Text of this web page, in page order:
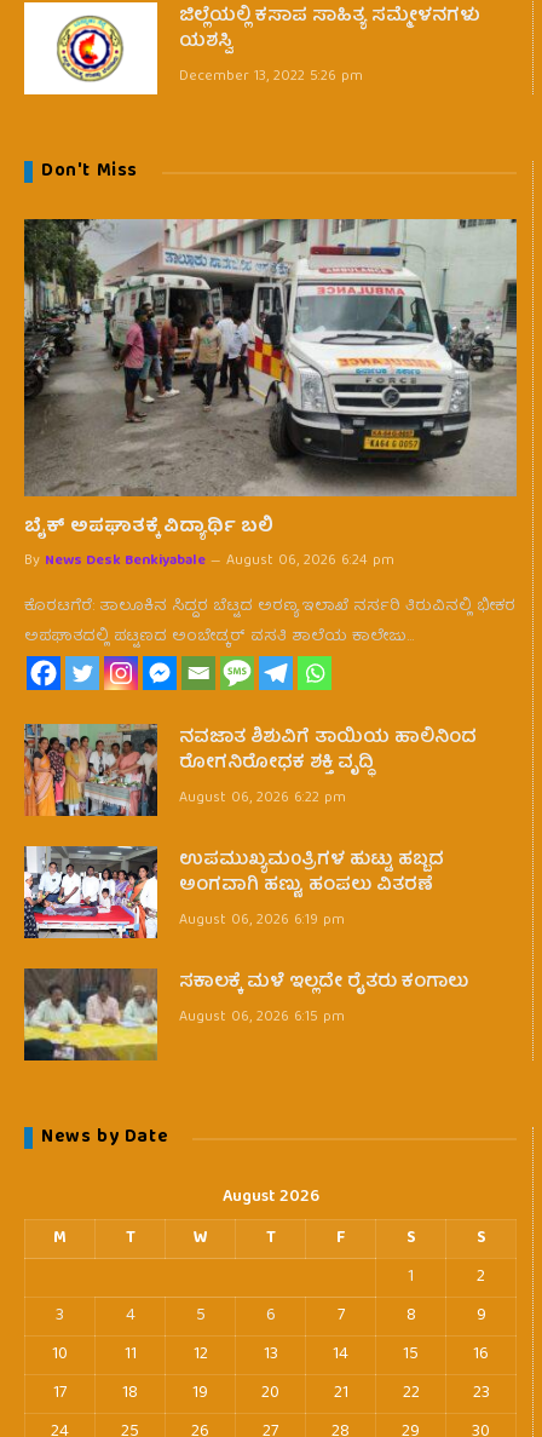
ಜಿಲ್ಲೆಯಲ್ಲಿ ಕಸಾಪ ಸಾಹಿತ್ಯ ಸಮ್ಮೇಳನಗಳು
ಯಶಸ್ವಿ
December 13, 2022 5:26 pm
Don't Miss
ಬೈಕ್ ಅಪಘಾತಕ್ಕೆ ವಿದ್ಯಾರ್ಥಿ ಬಲಿ
By News Desk Benkiyabale August 06, 2026 6:24 pm
ಕೊರಟಗೆರೆ: ತಾಲೂಕಿನ ಸಿದ್ದರ ಬೆಟ್ಟದ ಅರಣ್ಯ ಇಲಾಖೆ ನರ್ಸರಿ ತಿರುವಿನಲ್ಲಿ ಭೀಕರ
ಅಪಘಾತದಲ್ಲಿ ಪಟ್ಟಣದ ಅಂಬೇಡ್ಕರ್ ವಸತಿ ಶಾಲೆಯ ಕಾಲೇಜು…
ನವಜಾತ ಶಿಶುವಿಗೆ ತಾಯಿಯ ಹಾಲಿನಿಂದ
ರೋಗನಿರೋಧಕ ಶಕ್ತಿ ವೃದ್ಧಿ
August 06, 2026 6:22 pm
ಉಪಮುಖ್ಯಮ0ತ್ರಿಗಳ ಹುಟ್ಟು ಹಬ್ಬದ
ಅಂಗವಾಗಿ ಹಣ್ಣು, ಹಂಪಲು ವಿತರಣೆ
August 06, 2026 6:19 pm
ಸಕಾಲಕ್ಕೆ ಮಳೆ ಇಲ್ಲದೇ ರೈತರು ಕಂಗಾಲು
August 06, 2026 6:15 pm
News by Date
August 2026
M
T W T F S
S
1
2
3
4 5 6 7 8
9
10
11 12 13 14 15
16
17
18 19 20 21 22
23